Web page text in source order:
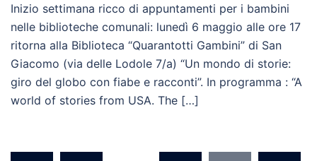
Inizio settimana ricco di appuntamenti per i bambini
nelle biblioteche comunali: lunedì 6 maggio alle ore 17
ritorna alla Biblioteca “Quarantotti Gambini” di San
Giacomo (via delle Lodole 7/a) “Un mondo di storie:
giro del globo con fiabe e racconti”. In programma : “A
world of stories from USA. The […]